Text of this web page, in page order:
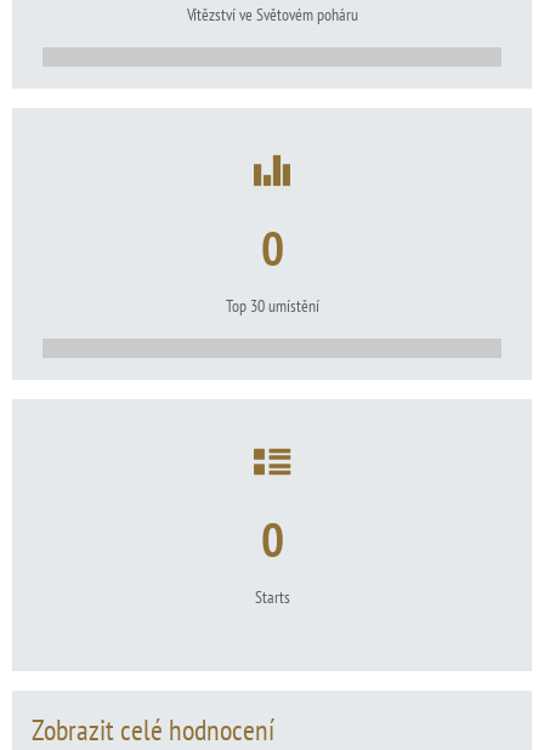
Vítězství ve Světovém poháru
0
Top 30 umístění
0
Starts
Zobrazit celé hodnocení